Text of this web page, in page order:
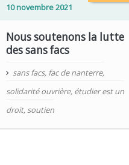
10 novembre 2021
Nous soutenons la lutte
des sans facs
sans facs, fac de nanterre,
solidarité ouvrière, étudier est un
droit, soutien